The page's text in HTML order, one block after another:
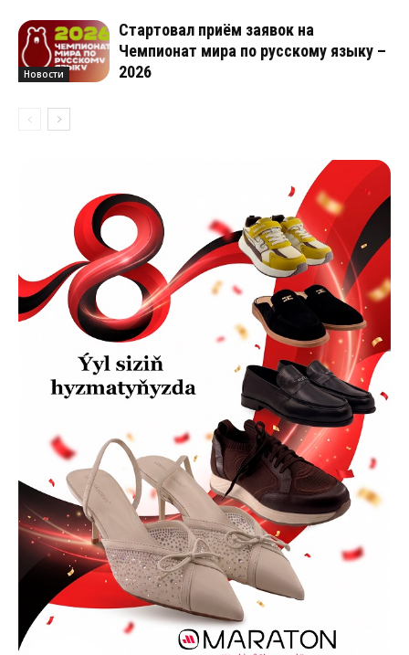
Новости
Стартовал приём заявок на
Чемпионат мира по русскому языку –
2026